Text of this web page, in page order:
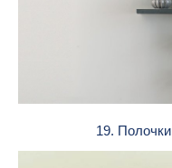
19.